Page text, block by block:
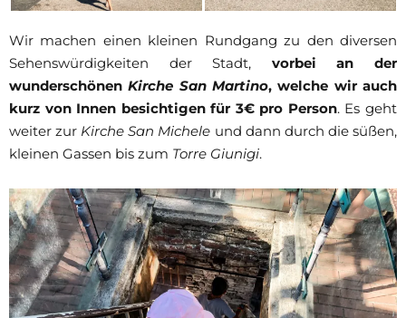
Wir machen einen kleinen Rundgang zu den diversen
Sehenswürdigkeiten der Stadt, vorbei an der
wunderschönen Kirche San Martino, welche wir auch
kurz von Innen besichtigen für 3€ pro Person. Es geht
weiter zur Kirche San Michele und dann durch die süßen,
kleinen Gassen bis zum Torre Giunigi.